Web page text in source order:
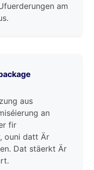
am
aus
an
fir
ouni datt Är
Dat stäerkt Är